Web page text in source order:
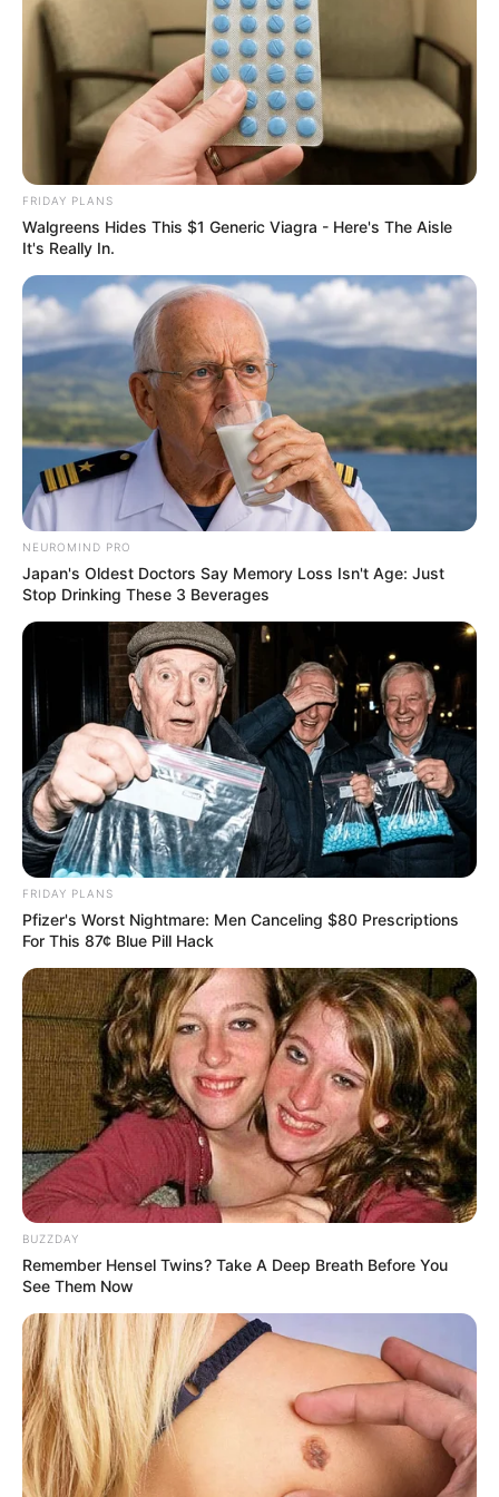
ΣΠΑΜΕ ΤΟ ΜΑΤΡΙΞ – ΤΟ ΒΙΒΛΙΟ
FRIDAY PLANS
Walgreens Hides This $1 Generic Viagra - Here's The Aisle
It's Really In.
NEUROMIND PRO
Japan's Oldest Doctors Say Memory Loss Isn't Age: Just
Stop Drinking These 3 Beverages
FRIDAY PLANS
Pfizer's Worst Nightmare: Men Canceling $80 Prescriptions
For This 87¢ Blue Pill Hack
BUZZDAY
Remember Hensel Twins? Take A Deep Breath Before You
See Them Now